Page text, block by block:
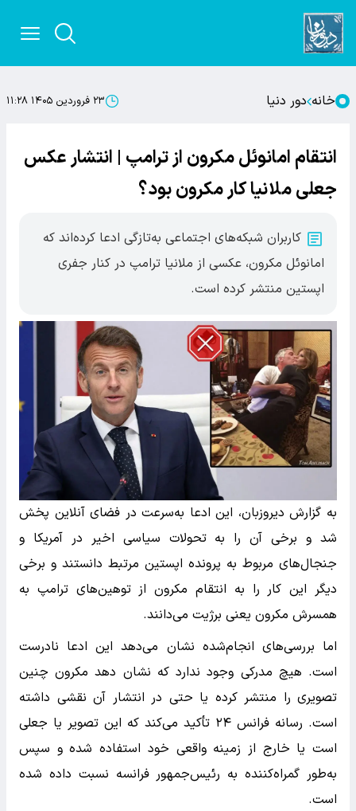
خانه دور دنیا ۲۳ فروردین ۱۴۰۵ ۱۱:۲۸
انتقام امانوئل مکرون از ترامپ | انتشار عکس
جعلی ملانیا کار مکرون بود؟
کاربران شبکه‌های اجتماعی به‌تازگی ادعا کرده‌اند که
امانوئل مکرون، عکسی از ملانیا ترامپ در کنار جفری
اپستین منتشر کرده است.
به گزارش دیروزبان، این ادعا به‌سرعت در فضای آنلاین پخش
شد و برخی آن را به تحولات سیاسی اخیر در آمریکا و
جنجال‌های مربوط به پرونده اپستین مرتبط دانستند و برخی
دیگر این کار را به انتقام مکرون از توهین‌های ترامپ به
همسرش مکرون یعنی برژیت می‌دانند.
اما بررسی‌های انجام‌شده نشان می‌دهد این ادعا نادرست
است. هیچ مدرکی وجود ندارد که نشان دهد مکرون چنین
تصویری را منتشر کرده یا حتی در انتشار آن نقشی داشته
است. رسانه فرانس ۲۴ تأکید می‌کند که این تصویر یا جعلی
است یا خارج از زمینه واقعی خود استفاده شده و سپس
به‌طور گمراه‌کننده به رئیس‌جمهور فرانسه نسبت داده شده
است.